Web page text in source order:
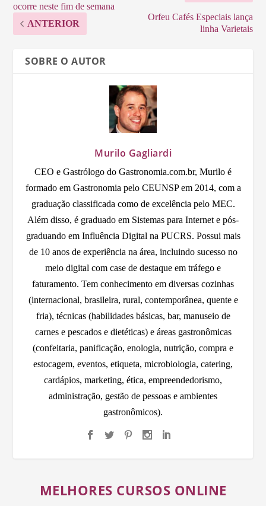
ocorre neste fim de semana
ANTERIOR
Orfeu Cafés Especiais lança
linha Varietais
SOBRE O AUTOR
Murilo Gagliardi
CEO e Gastrólogo do Gastronomia.com.br, Murilo é
formado em Gastronomia pelo CEUNSP em 2014, com a
graduação classificada como de excelência pelo MEC.
Além disso, é graduado em Sistemas para Internet e pós-
graduando em Influência Digital na PUCRS. Possui mais
de 10 anos de experiência na área, incluindo sucesso no
meio digital com case de destaque em tráfego e
faturamento. Tem conhecimento em diversas cozinhas
(internacional, brasileira, rural, contemporânea, quente e
fria), técnicas (habilidades básicas, bar, manuseio de
carnes e pescados e dietéticas) e áreas gastronômicas
(confeitaria, panificação, enologia, nutrição, compra e
estocagem, eventos, etiqueta, microbiologia, catering,
cardápios, marketing, ética, empreendedorismo,
administração, gestão de pessoas e ambientes
gastronômicos).
MELHORES CURSOS ONLINE